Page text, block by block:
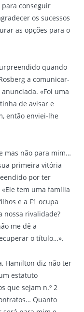
conseguir
os sucessos
as opções para o
quando
a comunicar-
«Foi uma
de avisar e
então enviei-lhe
mas não para mim…
primeira vitória
por ter
tem uma família
e a F1 ocupa
nossa rivalidade?
me dê a
o título…».
Hamilton diz não ter
estatuto
que sejam n.º 2
Quanto